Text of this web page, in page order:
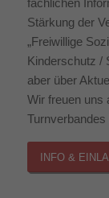
fachlichen
Stärkung der
„Freiwillige
Kinderschutz /
aber über
Wir freuen uns
Turnverbandes
INFO &